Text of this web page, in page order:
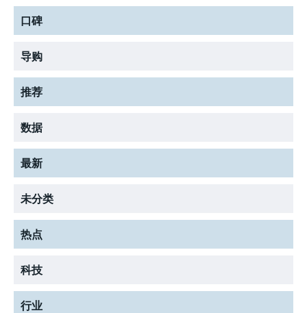
LIFESTYLE
口碑
导购
推荐
数据
最新
未分类
热点
科技
行业